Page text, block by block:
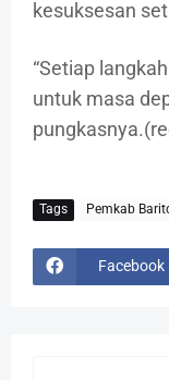
kesuksesan
“Setiap
untuk masa
Tags Pemkab
Facebook